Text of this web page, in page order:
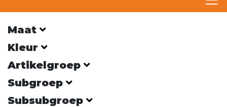
Maat
Kleur
Artikelgroep
Subgroep
Subsubgroep